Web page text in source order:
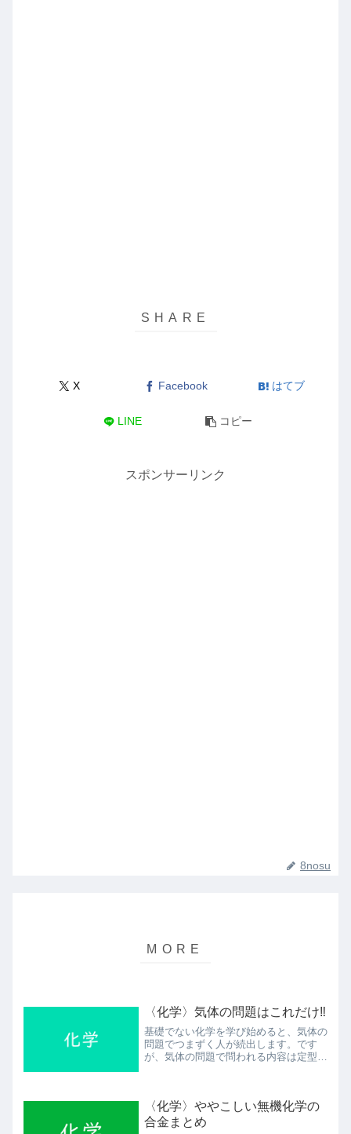
X Facebook はてブ
LINE コピー
スポンサーリンク
8nosu
〈化学〉気体の問題はこれだけ‼︎
基礎でない化学を学び始めると、気体の
問題でつまずく人が続出します。です
が、気体の問題で問われる内容は定型化
ば計算して答えを導けるので...
〈化学〉ややこしい無機化学の
合金まとめ